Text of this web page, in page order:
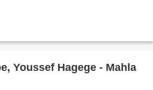
Youssef Hagege - Mahla